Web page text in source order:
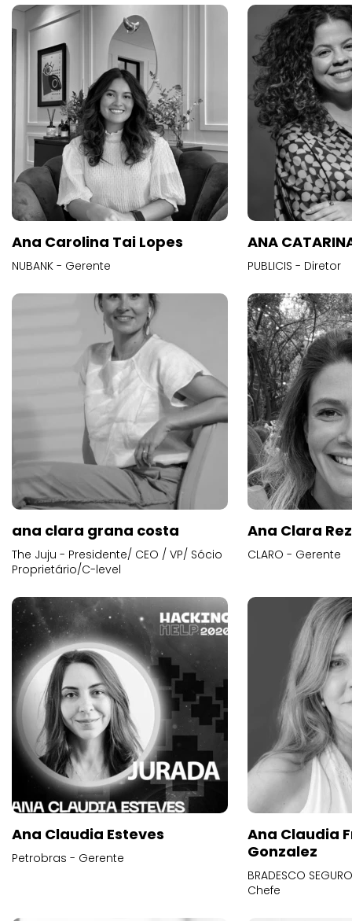
Ana Carolina Tai Lopes
NUBANK - Gerente
ANA
PUBLICIS - Diretor
ana clara grana costa
The Juju - Presidente/ CEO / VP/ Sócio
Proprietário/C-level
Ana Clara
CLARO - Gerente
Ana Claudia Esteves
Petrobras - Gerente
Ana Claudia
Gonzalez
BRADESCO
Chefe